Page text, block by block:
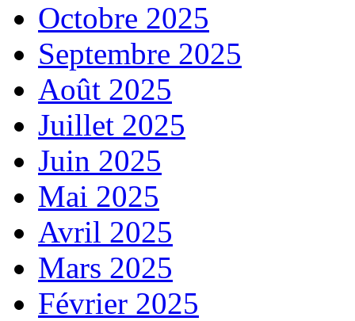
Octobre 2025
Septembre 2025
Août 2025
Juillet 2025
Juin 2025
Mai 2025
Avril 2025
Mars 2025
Février 2025